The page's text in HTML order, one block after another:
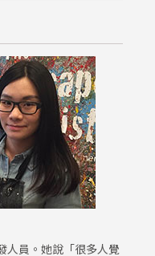
人員。她說「很多人覺